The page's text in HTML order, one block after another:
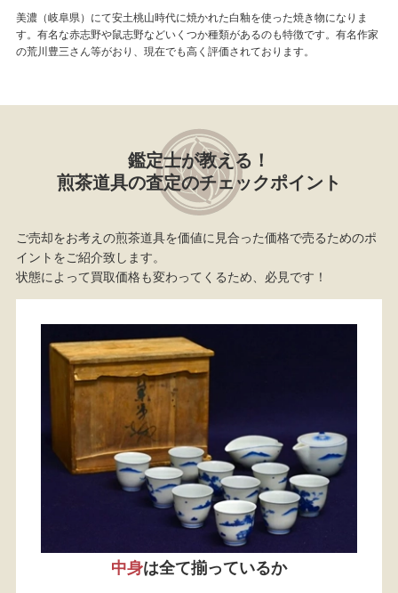
美濃（岐阜県）にて安土桃山時代に焼かれた白釉を使った焼き物になりま
す。有名な赤志野や鼠志野などいくつか種類があるのも特徴です。有名作家
の荒川豊三さん等がおり、現在でも高く評価されております。
鑑定士が教える！
煎茶道具の査定のチェックポイント
ご売却をお考えの煎茶道具を価値に見合った価格で売るためのポ
イントをご紹介致します。
状態によって買取価格も変わってくるため、必見です！
中身は全て揃っているか